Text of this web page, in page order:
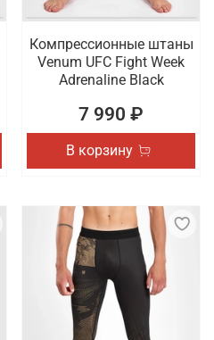
Компрессионные штаны
Venum UFC Fight Week
Adrenaline Black
7 990 ₽
В корзину